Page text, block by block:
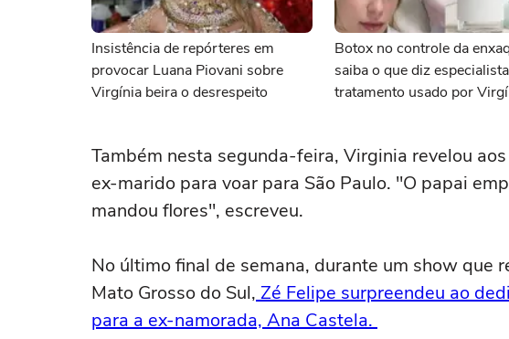
Insistência de repórteres em
provocar Luana Piovani sobre
Virgínia beira o desrespeito
Botox no controle da
saiba o que diz
tratamento usado por
Também nesta segunda-feira, Virginia revelou
ex-marido para voar para São Paulo. "O papai
mandou flores", escreveu.
No último final de semana, durante um show que
Mato Grosso do Sul, Zé Felipe surpreendeu ao
para a ex-namorada, Ana Castela.